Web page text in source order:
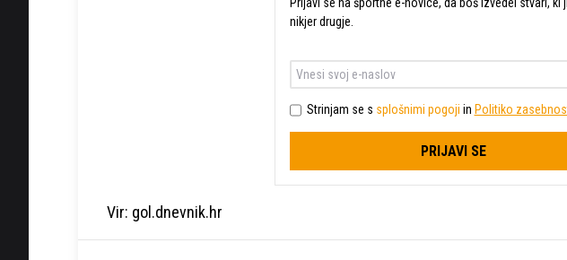
nikjer drugje.
Strinjam se s splošnimi pogoji in Politiko
PRIJAVI SE
Vir: gol.dnevnik.hr